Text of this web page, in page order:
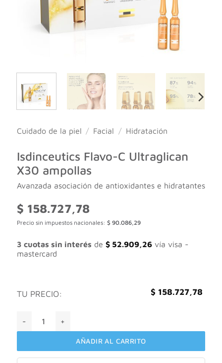
Cuidado de la piel / Facial / Hidratación
Isdinceutics Flavo-C Ultraglican
X30 ampollas
Avanzada asociación de antioxidantes e hidratantes
$ 158.727,78
Precio sin impuestos nacionales: $ 90.086,29
3 cuotas sin interés de $52.909,26vía visa -
mastercard
TU PRECIO: $ 158.727,78
AÑADIR AL CARRITO